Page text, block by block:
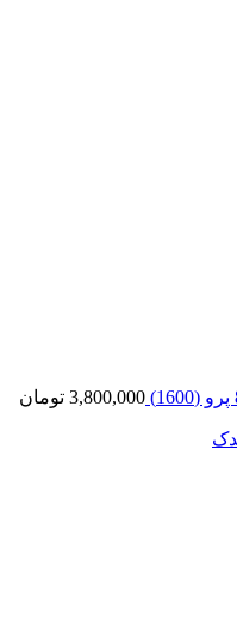
3,800,000 تومان